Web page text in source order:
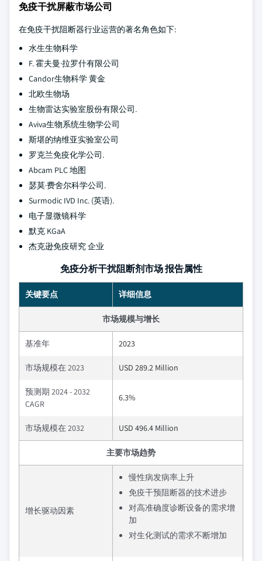
免疫干扰屏蔽市场公司
在免疫干扰阻断器行业运营的著名角色如下:
水生生物科学
F. 霍夫曼·拉罗什有限公司
Candor生物科学 黄金
北欧生物场
生物雷达实验室股份有限公司.
Aviva生物系统生物学公司
斯堪的纳维亚实验室公司
罗克兰免疫化学公司.
Abcam PLC 地图
瑟莫·费舍尔科学公司.
Surmodic IVD Inc. (英语).
电子显微镜科学
默克 KGaA
杰克逊免疫研究 企业
免疫分析干扰阻断剂市场 报告属性
关键要点 详细信息
市场规模与增长
基准年 2023
市场规模在 2023 USD 289.2 Million
预测期 2024 - 2032
CAGR
6.3%
市场规模在 2032 USD 496.4 Million
主要市场趋势
增长驱动因素
慢性病发病率上升
免疫干预阻断器的技术进步
对高准确度诊断设备的需求增
加
对生化测试的需求不断增加